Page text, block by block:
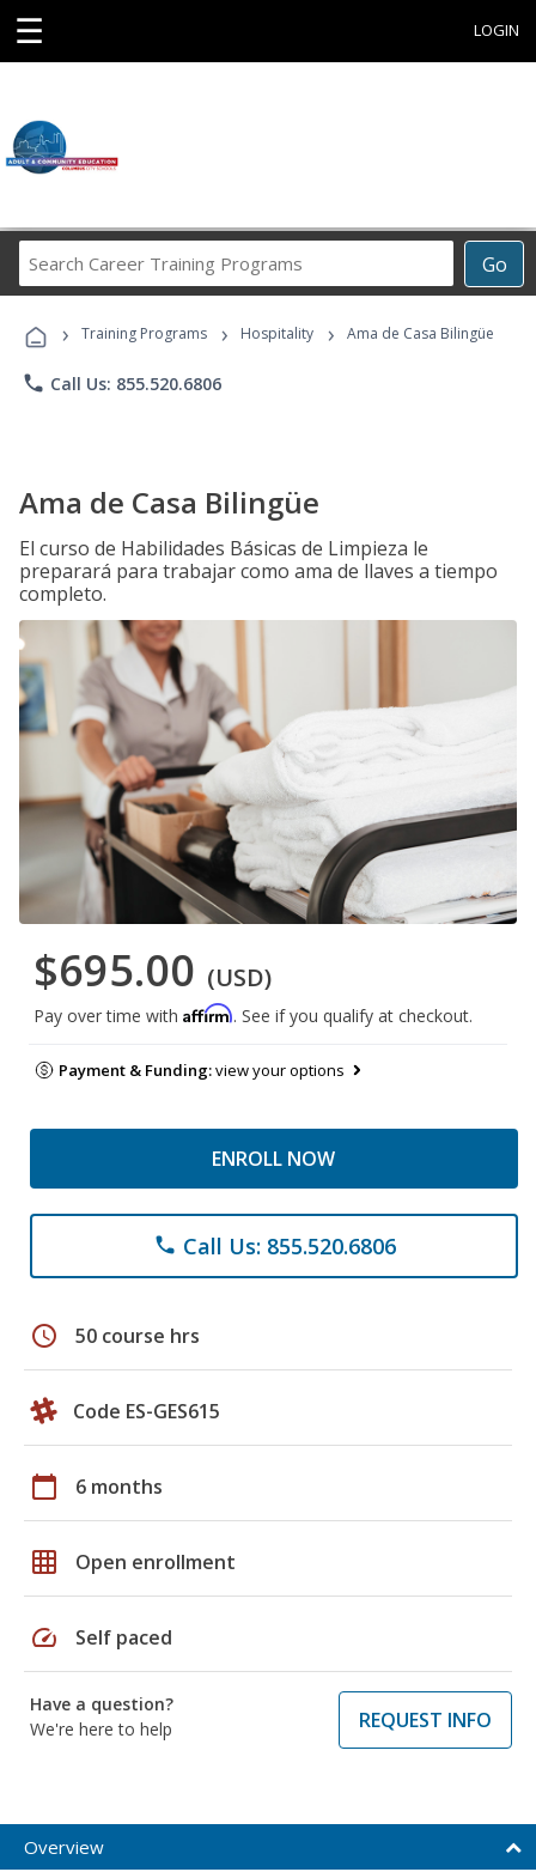
☰ LOGIN
Go
Career
Programs
› Training Programs › Hospitality › Ama de Casa Bilingüe
phone Call Us: 855.520.6806
Ama de Casa Bilingüe
El curso de Habilidades Básicas de Limpieza le
preparará para trabajar como ama de llaves a tiempo
completo.
$695.00 (USD)
Pay over time with Affirm. See if you qualify at checkout.
Payment & Funding:view your options
ENROLL NOW
phone Call Us: 855.520.6806
schedule 50 course hrs
Code ES-GES615
calendar_today 6 months
grid_on Open enrollment
speed Self paced
Have a question?
We're here to help
REQUEST INFO
Overview